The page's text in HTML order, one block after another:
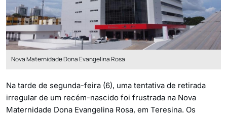
Nova Maternidade Dona Evangelina Rosa
Na tarde de segunda-feira (6), uma tentativa de retirada
irregular de um recém-nascido foi frustrada na Nova
Maternidade Dona Evangelina Rosa, em Teresina. Os